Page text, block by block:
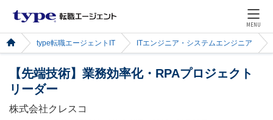
MENU
type転職エージェントIT ITエンジニア・システムエンジニア
【先端技術】業務効率化・RPAプロジェクト
リーダー
株式会社クレスコ